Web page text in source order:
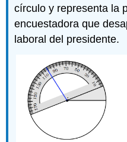
círculo y representa la
encuestadora que
laboral del presidente.